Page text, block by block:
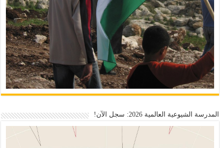
المدرسة الشيوعية العالمية 2026: سجل الآن!